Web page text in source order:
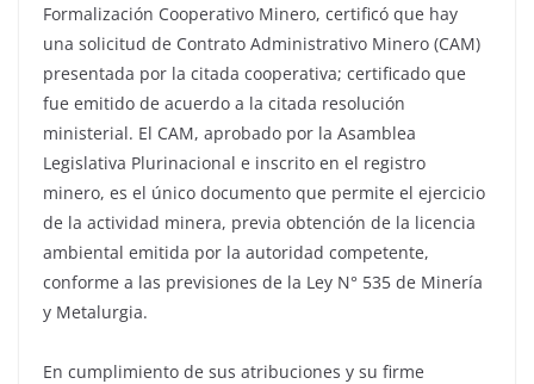
Formalización Cooperativo Minero, certificó que hay
una solicitud de Contrato Administrativo Minero (CAM)
presentada por la citada cooperativa; certificado que
fue emitido de acuerdo a la citada resolución
ministerial. El CAM, aprobado por la Asamblea
Legislativa Plurinacional e inscrito en el registro
minero, es el único documento que permite el ejercicio
de la actividad minera, previa obtención de la licencia
ambiental emitida por la autoridad competente,
conforme a las previsiones de la Ley N° 535 de Minería
y Metalurgia.
En cumplimiento de sus atribuciones y su firme